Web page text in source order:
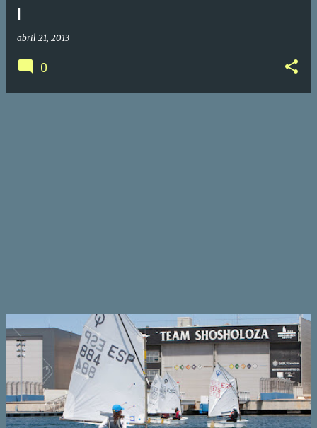
I
abril 21, 2013
0